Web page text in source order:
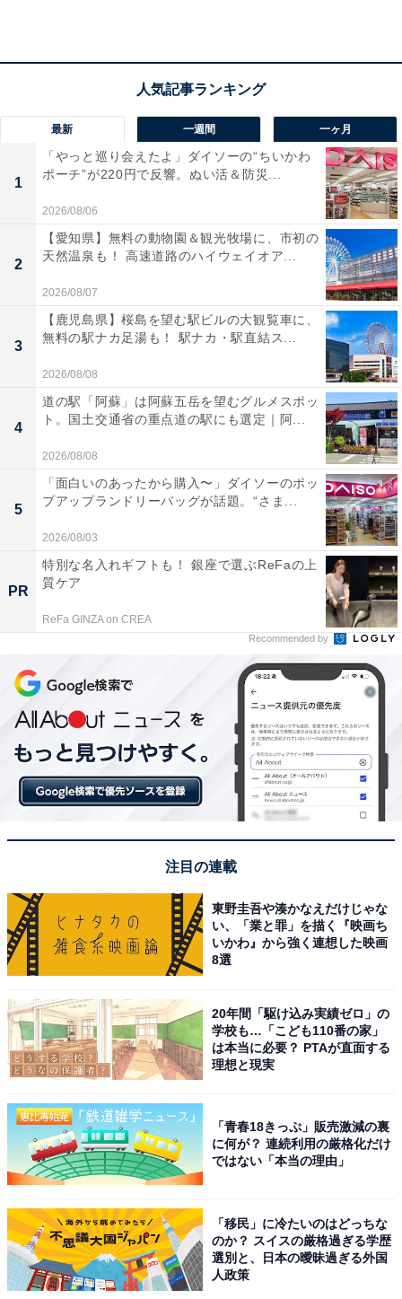
楽天トラベルの「クーポン祭」とは？
楽天トラベルでは、定期的に「クーポン祭」を開催。人
気の宿やホテルを対象に、宿泊予約で使えるお得な割引
クーポンを配布します。
クーポンは、国内宿泊や海外ツアー、レンタカーなど、
さまざまな旅行商品で利用可能。複数のクーポンを組み
合わせて、さらに割引率をアップできる場合もありま
す。賢く旅の計画を立てて、お得に旅行を楽しみましょ
楽天トラベルでクーポン祭を見る
※掲載されている情報は記事公開時のものです。あらか
じめご了承ください。
オールアバウトに還元されることがあります。
この記事の執筆者： All About ニュース お買
Amazonのセール商品から売れ筋ランキングまで、毎日のお買いも
のがもっと楽しく、もっとお得になる情報をお届け。編集部員によ
る独自レビューなど、ここでしか手に入らない情報も満載です。
こちらもおすすめ
【楽天トラベルセール】「伊豆熱川 自家源
泉 おもてなしの宿 みはるや」が今だけ特別
最新 一週間 一ヶ月
1
「やっと巡り会えたよ」ダイソーの“ちいかわ
ポーチ”が220円で反響。ぬい活＆防災...
2026/08/06
2
【愛知県】無料の動物園＆観光牧場に、市初の
天然温泉も！ 高速道路のハイウェイオア...
2026/08/07
3
【鹿児島県】桜島を望む駅ビルの大観覧車に、
無料の駅ナカ足湯も！ 駅ナカ・駅直結ス...
2026/08/08
4
道の駅「阿蘇」は阿蘇五岳を望むグルメスポッ
ト。国土交通省の重点道の駅にも選定｜阿...
2026/08/08
5
「面白いのあったから購入〜」ダイソーのポッ
プアップランドリーバッグが話題。“さま...
2026/08/03
PR
特別な名入れギフトも！ 銀座で選ぶReFaの上
質ケア
ReFa GINZA on CREA
Recommended by
注目の連載
東野圭吾や湊かなえだけじゃな
い、「業と罪」を描く『映画ち
いかわ』から強く連想した映画
8選
20年間「駆け込み実績ゼロ」の
学校も…「こども110番の家」
は本当に必要？ PTAが直面する
理想と現実
「青春18きっぷ」販売激減の裏
に何が？ 連続利用の厳格化だけ
ではない「本当の理由」
「移民」に冷たいのはどっちな
のか？ スイスの厳格過ぎる学歴
選別と、日本の曖昧過ぎる外国
人政策